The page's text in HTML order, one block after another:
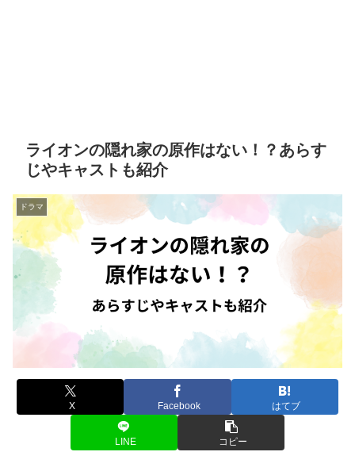
ライオンの隠れ家の原作はない！？あらす
じやキャストも紹介
ドラマ
X Facebook はてブ
LINE コピー